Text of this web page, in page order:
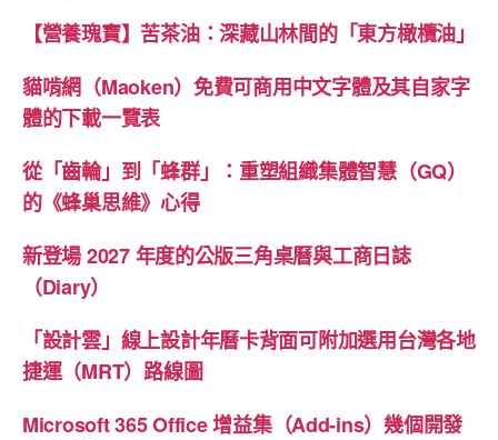
【營養瑰寶】苦茶油：深藏山林間的「東方橄欖油」
貓啃網（Maoken）免費可商用中文字體及其自家字
體的下載一覽表
從「齒輪」到「蜂群」：重塑組織集體智慧（GQ）
的《蜂巢思維》心得
新登場 2027 年度的公版三角桌曆與工商日誌
（Diary）
「設計雲」線上設計年曆卡背面可附加選用台灣各地
捷運（MRT）路線圖
Microsoft 365 Office 增益集（Add-ins）幾個開發